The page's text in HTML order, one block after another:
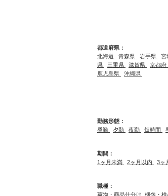
都道府県：
北海道
青森県 岩手県 宮
県
三重県 滋賀県 京都府
鹿児島県
沖縄県
勤務形態：
昼勤
夕勤 夜勤 短時間
期間：
1ヶ月未満
2ヶ月以内 3ヶ
職種：
荷物・商品仕分け 梱包・